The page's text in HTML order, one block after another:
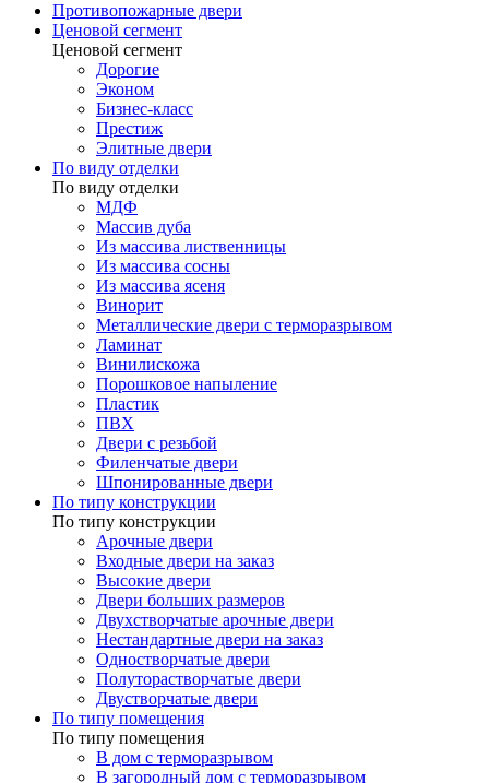
Противопожарные двери
Ценовой сегмент
Ценовой сегмент
Дорогие
Эконом
Бизнес-класс
Престиж
Элитные двери
По виду отделки
По виду отделки
МДФ
Массив дуба
Из массива лиственницы
Из массива сосны
Из массива ясеня
Винорит
Металлические двери с терморазрывом
Ламинат
Винилискожа
Порошковое напыление
Пластик
ПВХ
Двери с резьбой
Филенчатые двери
Шпонированные двери
По типу конструкции
По типу конструкции
Арочные двери
Входные двери на заказ
Высокие двери
Двери больших размеров
Двухстворчатые арочные двери
Нестандартные двери на заказ
Одностворчатые двери
Полуторастворчатые двери
Двустворчатые двери
По типу помещения
По типу помещения
В дом с терморазрывом
В загородный дом с терморазрывом